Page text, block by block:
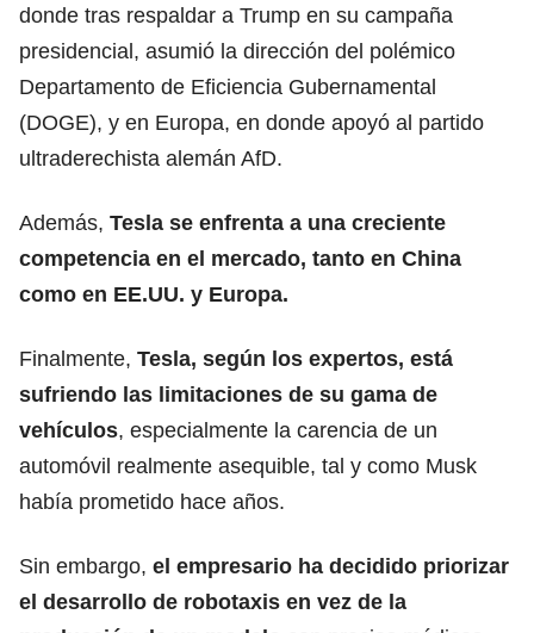
donde tras respaldar a Trump en su campaña
presidencial, asumió la dirección del polémico
Departamento de Eficiencia Gubernamental
(DOGE), y en Europa, en donde apoyó al partido
ultraderechista alemán AfD.
Además, Tesla se enfrenta a una creciente
competencia en el mercado, tanto en China
como en EE.UU. y Europa.
Finalmente, Tesla, según los expertos, está
sufriendo las limitaciones de su gama de
vehículos, especialmente la carencia de un
automóvil realmente asequible, tal y como Musk
había prometido hace años.
Sin embargo, el empresario ha decidido priorizar
el desarrollo de robotaxis en vez de la